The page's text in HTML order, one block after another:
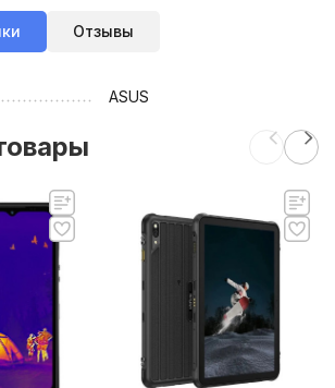
Отзывы
ASUS